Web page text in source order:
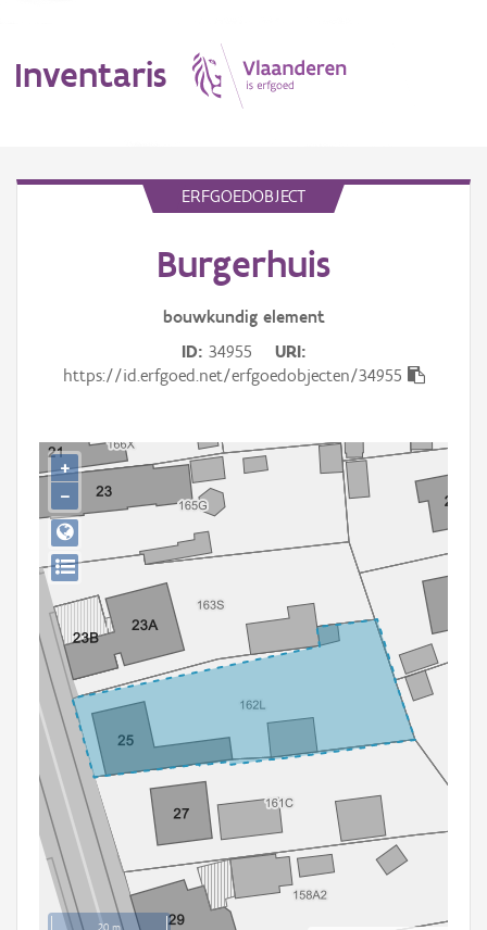
Inventaris
Gebeurtenis
Persoon of collectief
Downloads
Hergebruik
Aanmelden
ERFGOEDOBJECT
Burgerhuis
bouwkundig element
ID 34955
URI
https://id.erfgoed.net/erfgoedobjecten/34955
+
−